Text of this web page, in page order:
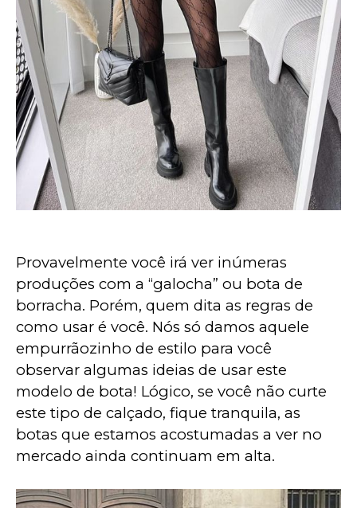
Provavelmente você irá ver inúmeras
produções com a “galocha” ou bota de
borracha. Porém, quem dita as regras de
como usar é você. Nós só damos aquele
empurrãozinho de estilo para você
observar algumas ideias de usar este
modelo de bota! Lógico, se você não curte
este tipo de calçado, fique tranquila, as
botas que estamos acostumadas a ver no
mercado ainda continuam em alta.